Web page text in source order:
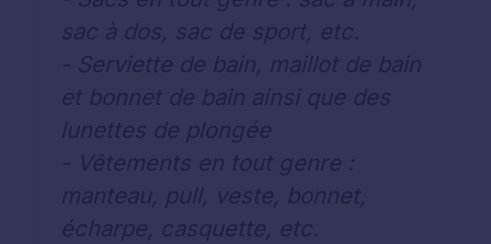
sac à dos, sac de sport, etc.
- Serviette de bain, maillot de bain
et bonnet de bain ainsi que des
lunettes de plongée
- Vêtements en tout genre :
manteau, pull, veste, bonnet,
écharpe, casquette, etc.